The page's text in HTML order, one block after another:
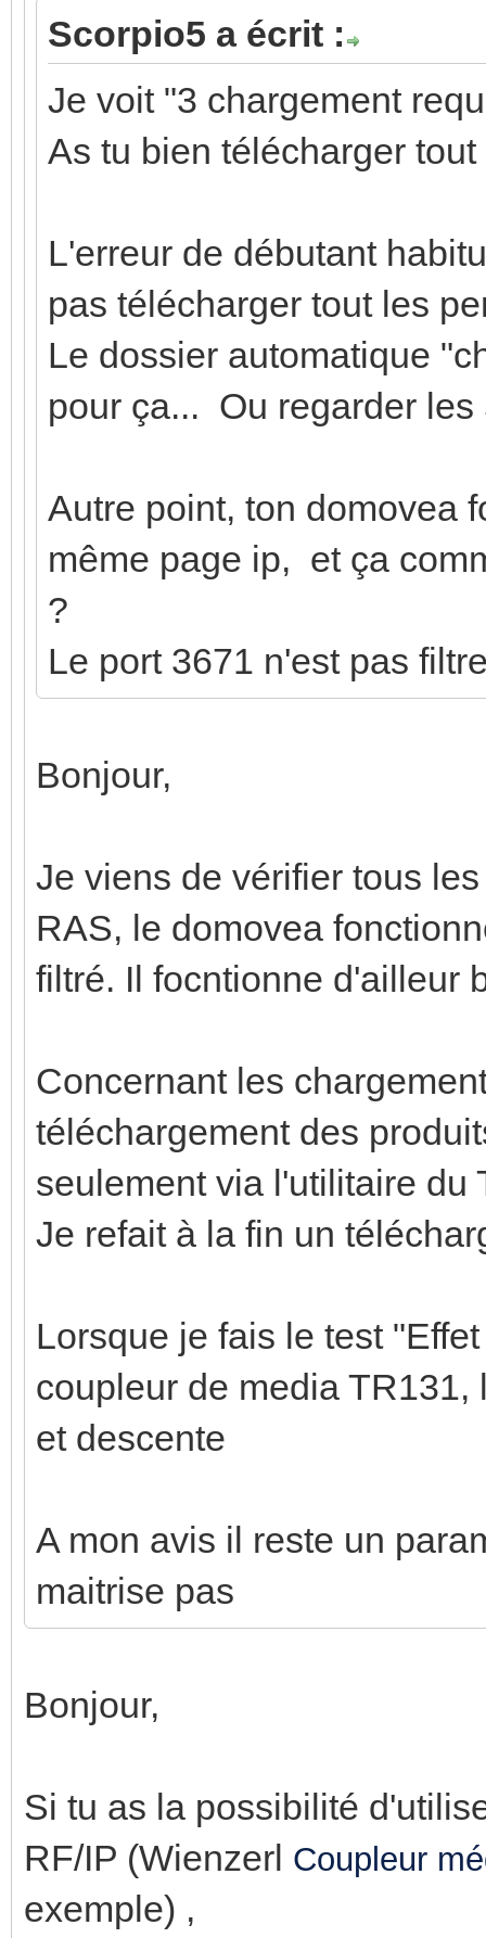
Scorpio5 a écrit :
Je voit "3 chargement
As tu bien télécharger
L'erreur de débutant
pas télécharger tout les
Le dossier automatique
pour ça... Ou regarder les
Autre point, ton domovea
même page ip, et ça
?
Le port 3671 n'est pas
Bonjour,
Je viens de vérifier tous
RAS, le domovea
filtré. Il focntionne d'ailleur
Concernant les
téléchargement des
seulement via l'utilitaire du
Je refait à la fin un
Lorsque je fais le test
coupleur de media
et descente
A mon avis il reste un
maitrise pas
Bonjour,
Si tu as la possibilité
RF/IP (Wienzerl Coupleur
exemple) ,